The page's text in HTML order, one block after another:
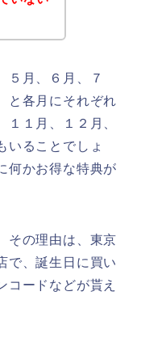
５月、６月、７
と各月にそれぞれ
１月、１２月、
いることでしょ
何かお得な特典が
その理由は、東京
で、誕生日に買い
コードなどが貰え